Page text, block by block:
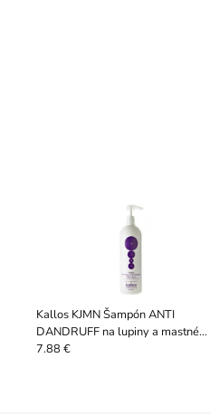
Kallos KJMN Šampón ANTI
DANDRUFF na lupiny a mastné
vlasy 1000ml
7.88 €